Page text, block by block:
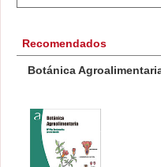
Recomendados
Botánica Agroalimentaria